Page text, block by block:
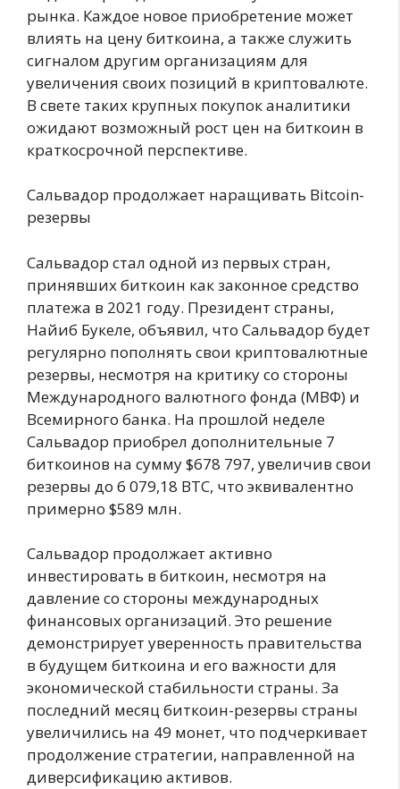
рынка. Каждое новое приобретение может
влиять на цену биткоина, а также служить
сигналом другим организациям для
увеличения своих позиций в криптовалюте.
В свете таких крупных покупок аналитики
ожидают возможный рост цен на биткоин в
краткосрочной перспективе.
Сальвадор продолжает наращивать Bitcoin-
резервы
Сальвадор стал одной из первых стран,
принявших биткоин как законное средство
платежа в 2021 году. Президент страны,
Найиб Букеле, объявил, что Сальвадор будет
регулярно пополнять свои криптовалютные
резервы, несмотря на критику со стороны
Международного валютного фонда (МВФ) и
Всемирного банка. На прошлой неделе
Сальвадор приобрел дополнительные 7
биткоинов на сумму $678 797, увеличив свои
резервы до 6 079,18 BTC, что эквивалентно
примерно $589 млн.
Сальвадор продолжает активно
инвестировать в биткоин, несмотря на
давление со стороны международных
финансовых организаций. Это решение
демонстрирует уверенность правительства
в будущем биткоина и его важности для
экономической стабильности страны. За
последний месяц биткоин-резервы страны
увеличились на 49 монет, что подчеркивает
продолжение стратегии, направленной на
диверсификацию активов.